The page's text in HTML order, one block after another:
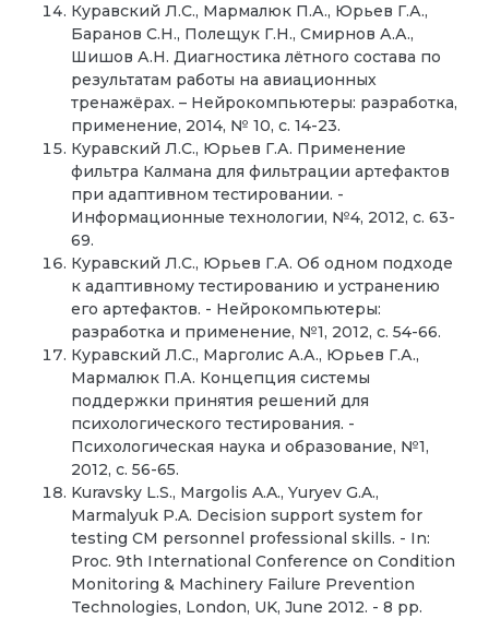
Куравский Л.С., Мармалюк П.А., Юрьев Г.А.,
Баранов С.Н., Полещук Г.Н., Смирнов А.А.,
Шишов А.Н. Диагностика лётного состава по
результатам работы на авиационных
тренажёрах. – Нейрокомпьютеры: разработка,
применение, 2014, № 10, c. 14-23.
Куравский Л.С., Юрьев Г.А. Применение
фильтра Калмана для фильтрации артефактов
при адаптивном тестировании. -
Информационные технологии, №4, 2012, с. 63-
69.
Куравский Л.С., Юрьев Г.А. Об одном подходе
к адаптивному тестированию и устранению
его артефактов. - Нейрокомпьютеры:
разработка и применение, №1, 2012, с. 54-66.
Куравский Л.С., Марголис А.А., Юрьев Г.А.,
Мармалюк П.А. Концепция системы
поддержки принятия решений для
психологического тестирования. -
Психологическая наука и образование, №1,
2012, с. 56-65.
Kuravsky L.S., Margolis A.A., Yuryev G.A.,
Marmalyuk P.A. Decision support system for
testing CM personnel professional skills. - In:
Proc. 9th International Conference on Condition
Monitoring & Machinery Failure Prevention
Technologies, London, UK, June 2012. - 8 pp.